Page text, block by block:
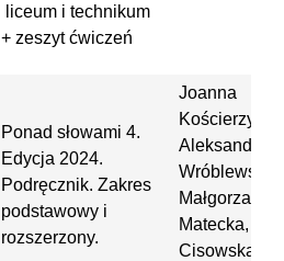
liceum i technikum
+ zeszyt ćwiczeń
Ponad słowami 4.
Edycja 2024.
Podręcznik. Zakres
podstawowy i
rozszerzony.
Joanna
Aleksandra
Wróblewska,
Małgorzata
Matecka,
Cisowska,